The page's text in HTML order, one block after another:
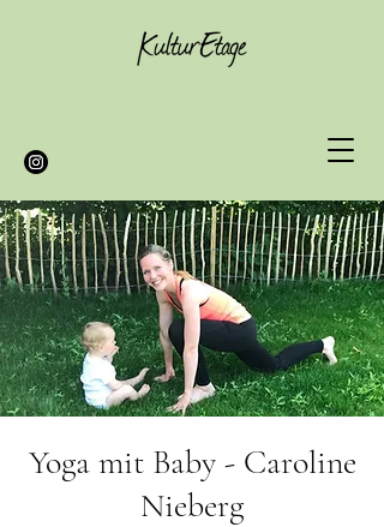
Yoga mit Baby - Caroline
Nieberg